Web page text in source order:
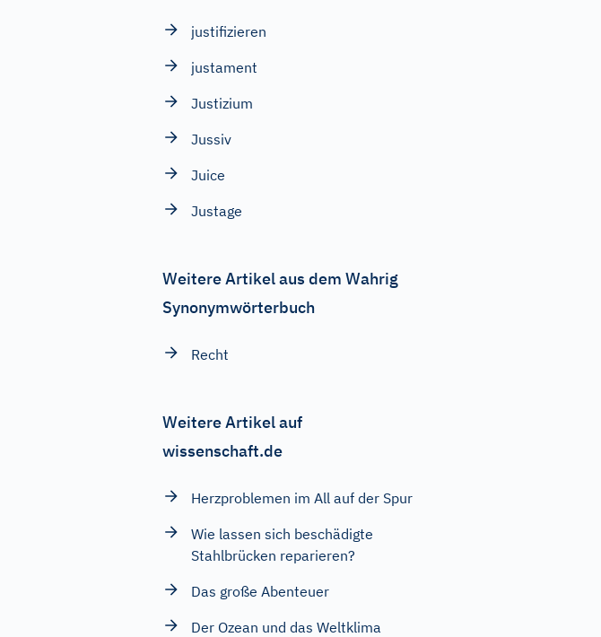
justifizieren
justament
Justizium
Jussiv
Juice
Justage
Weitere Artikel aus dem Wahrig
Synonymwörterbuch
Recht
Weitere Artikel auf
wissenschaft.de
Herzproblemen im All auf der Spur
Wie lassen sich beschädigte
Stahlbrücken reparieren?
Das große Abenteuer
Der Ozean und das Weltklima